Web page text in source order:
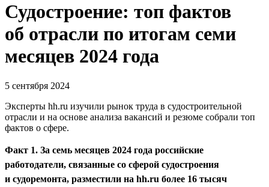
Судостроение: топ фактов
об отрасли по итогам семи
месяцев 2024 года
5 сентября 2024
Эксперты hh.ru изучили рынок труда в судостроительной
отрасли и на основе анализа вакансий и резюме собрали топ
фактов о сфере.
Факт 1. За семь месяцев 2024 года российские
работодатели, связанные со сферой судостроения
и судоремонта, разместили на hh.ru более 16 тысяч